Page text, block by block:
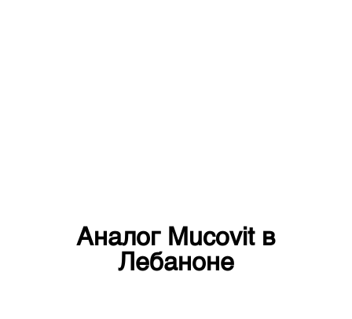
Аналог Mucovitв
Лебаноне